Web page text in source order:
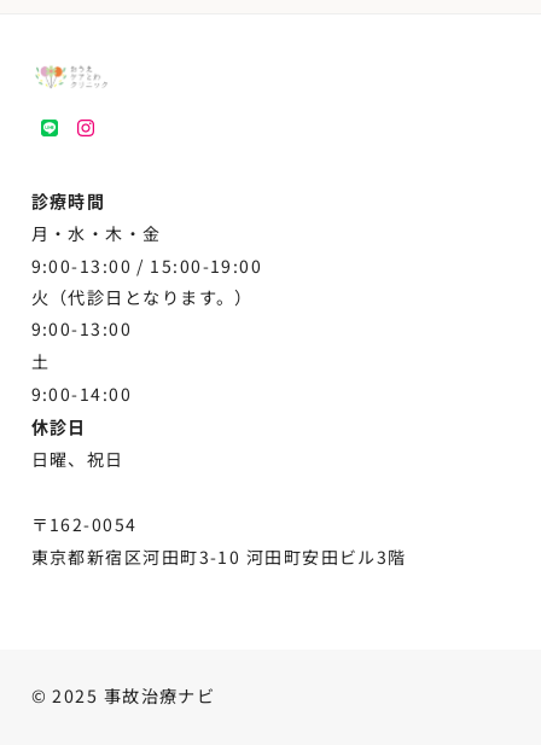
LINEinstagram
診療時間
月・水・木・金
9:00-13:00 / 15:00-19:00
火（代診日となります。）
9:00-13:00
土
9:00-14:00
休診日
日曜、祝日
〒162-0054
東京都新宿区河田町3-10 河田町安田ビル3階
© 2025 事故治療ナビ